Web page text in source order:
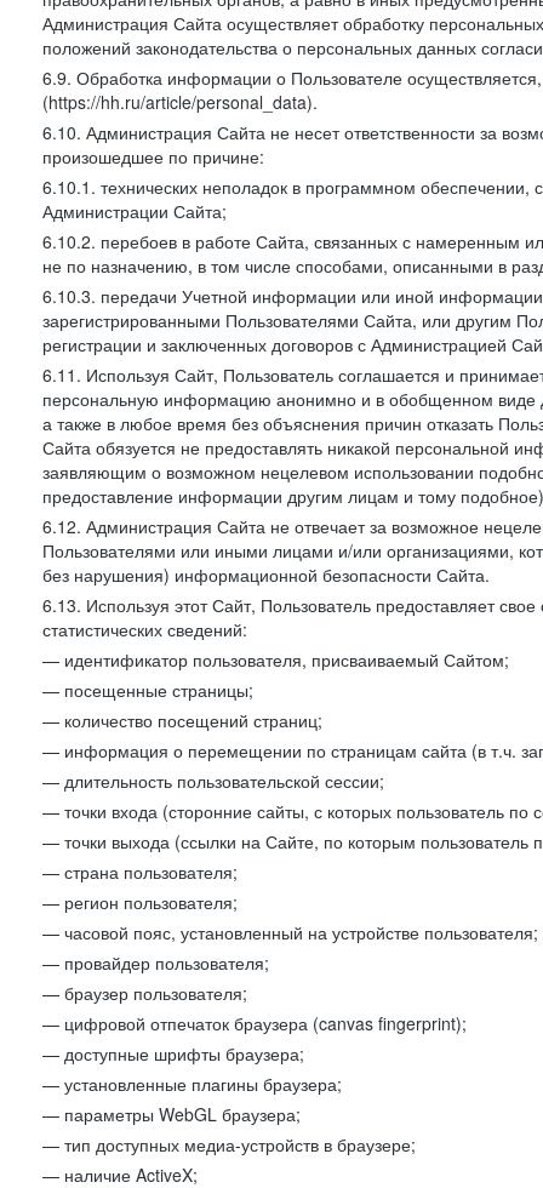
Администрация Сайта осуществляет обработку
положений законодательства о персональных данных
6.9. Обработка информации о Пользователе
(https://hh.ru/article/personal_data).
6.10. Администрация Сайта не несет ответственности за
произошедшее по причине:
6.10.1. технических неполадок в программном
Администрации Сайта;
6.10.2. перебоев в работе Сайта, связанных с намеренным
не по назначению, в том числе способами, описанными в
6.10.3. передачи Учетной информации или иной
зарегистрированными Пользователями Сайта, или другим
регистрации и заключенных договоров с Администрацией
6.11. Используя Сайт, Пользователь соглашается и
персональную информацию анонимно и в обобщенном виде
а также в любое время без объяснения причин отказать
Сайта обязуется не предоставлять никакой персональной
заявляющим о возможном нецелевом использовании
предоставление информации другим лицам и тому
6.12. Администрация Сайта не отвечает за возможное
Пользователями или иными лицами и/или организациями,
без нарушения) информационной безопасности Сайта.
6.13. Используя этот Сайт, Пользователь предоставляет
статистических сведений:
— идентификатор пользователя, присваиваемый Сайтом;
— посещенные страницы;
— количество посещений страниц;
— информация о перемещении по страницам сайта (в т.ч.
— длительность пользовательской сессии;
— точки входа (сторонние сайты, с которых пользователь по
— точки выхода (ссылки на Сайте, по которым пользователь
— страна пользователя;
— регион пользователя;
— часовой пояс, установленный на устройстве пользователя;
— провайдер пользователя;
— браузер пользователя;
— цифровой отпечаток браузера (canvas fingerprint);
— доступные шрифты браузера;
— установленные плагины браузера;
— параметры WebGL браузера;
— тип доступных медиа-устройств в браузере;
— наличие ActiveX;